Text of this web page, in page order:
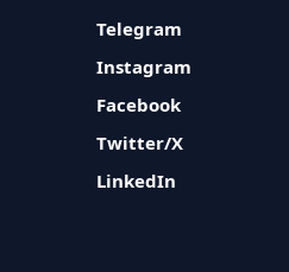
Telegram
Instagram
Facebook
Twitter/X
LinkedIn